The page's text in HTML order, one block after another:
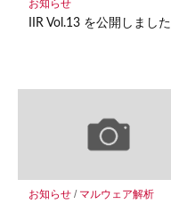
お知らせ
IIR Vol.13 を公開しました
お知らせ/ マルウェア解析